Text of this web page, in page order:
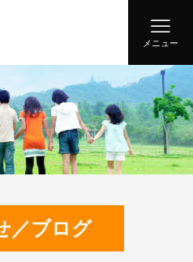
メニュー
／ブログ